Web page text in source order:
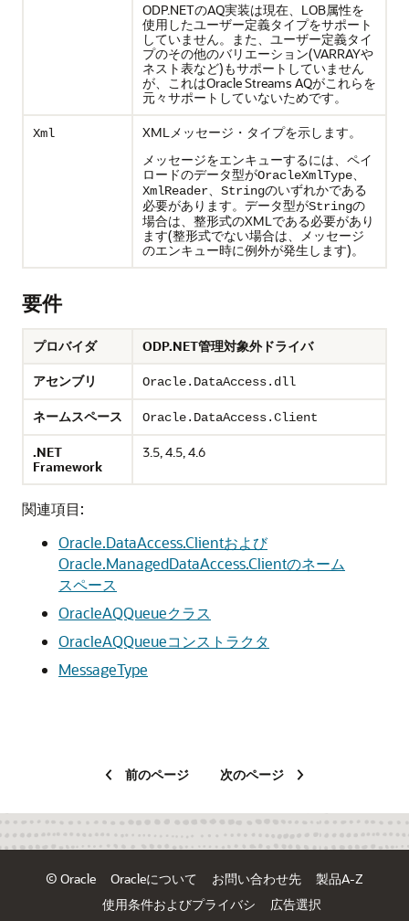
ODP.NETのAQ実装は現在、LOB属性を
使用したユーザー定義タイプをサポート
していません。また、ユーザー定義タイ
プのその他のバリエーション(VARRAYや
ネスト表など)もサポートしていません
が、これはOracle Streams AQがこれらを
元々サポートしていないためです。
Xml
XMLメッセージ・タイプを示します。
メッセージをエンキューするには、ペイ
ロードのデータ型がOracleXmlType、
XmlReader、 Stringのいずれかである
必要があります。データ型がStringの
場合は、整形式のXMLである必要があり
ます(整形式でない場合は、メッセージ
のエンキュー時に例外が発生します)。
要件
プロバイダ
ODP.NET管理対象外ドライバ
アセンブリ
Oracle.DataAccess.dll
ネームスペース Oracle.DataAccess.Client
.NET
Framework
3.5, 4.5, 4.6
関連項目:
Oracle.DataAccess.Clientおよび
Oracle.ManagedDataAccess.Clientのネーム
スペース
OracleAQQueueクラス
OracleAQQueueコンストラクタ
MessageType
前のページ 次のページ
© Oracle Oracleについて お問い合わせ先
製品A-Z
使用条件およびプライバシ
広告選択